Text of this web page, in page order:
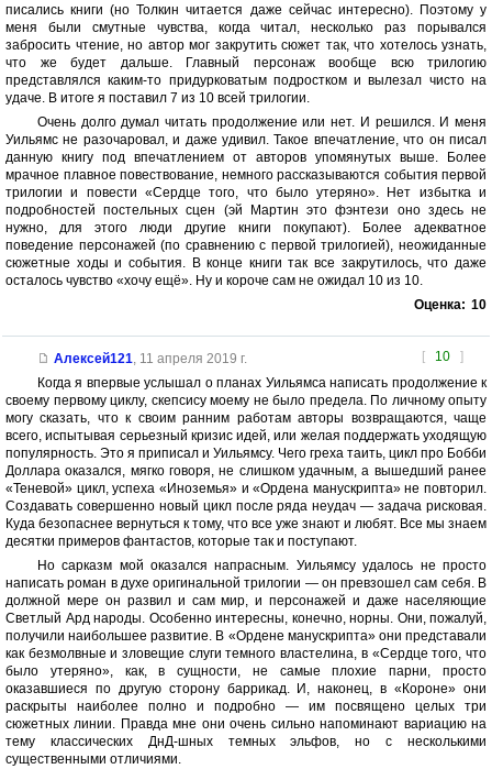
писались книги (но Толкин читается даже сейчас интересно). Поэтому у
меня были смутные чувства, когда читал, несколько раз порывался
забросить чтение, но автор мог закрутить сюжет так, что хотелось узнать,
что же будет дальше. Главный персонаж вообще всю трилогию
представлялся каким-то придурковатым подростком и вылезал чисто на
удаче. В итоге я поставил 7 из 10 всей трилогии.
Очень долго думал читать продолжение или нет. И решился. И меня
Уильямс не разочаровал, и даже удивил. Такое впечатление, что он писал
данную книгу под впечатлением от авторов упомянутых выше. Более
мрачное плавное повествование, немного рассказываются события первой
трилогии и повести «Сердце того, что было утеряно». Нет избытка и
подробностей постельных сцен (эй Мартин это фэнтези оно здесь не
нужно, для этого люди другие книги покупают). Более адекватное
поведение персонажей (по сравнению с первой трилогией), неожиданные
сюжетные ходы и события. В конце книги так все закрутилось, что даже
осталось чувство «хочу ещё». Ну и короче сам не ожидал 10 из 10.
Оценка: 10
[ 10 ]
Алексей121, 11 апреля 2019 г.
Когда я впервые услышал о планах Уильямса написать продолжение к
своему первому циклу, скепсису моему не было предела. По личному опыту
могу сказать, что к своим ранним работам авторы возвращаются, чаще
всего, испытывая серьезный кризис идей, или желая поддержать уходящую
популярность. Это я приписал и Уильямсу. Чего греха таить, цикл про Бобби
Доллара оказался, мягко говоря, не слишком удачным, а вышедший ранее
«Теневой» цикл, успеха «Иноземья» и «Ордена манускрипта» не повторил.
Создавать совершенно новый цикл после ряда неудач — задача рисковая.
Куда безопаснее вернуться к тому, что все уже знают и любят. Все мы знаем
десятки примеров фантастов, которые так и поступают.
Но сарказм мой оказался напрасным. Уильямсу удалось не просто
написать роман в духе оригинальной трилогии — он превзошел сам себя. В
должной мере он развил и сам мир, и персонажей и даже населяющие
Светлый Ард народы. Особенно интересны, конечно, норны. Они, пожалуй,
получили наибольшее развитие. В «Ордене манускрипта» они представали
как безмолвные и зловещие слуги темного властелина, в «Сердце того, что
было утеряно», как, в сущности, не самые плохие парни, просто
оказавшиеся по другую сторону баррикад. И, наконец, в «Короне» они
раскрыты наиболее полно и подробно — им посвящено целых три
сюжетных линии. Правда мне они очень сильно напоминают вариацию на
тему классических ДнД-шных темных эльфов, но с несколькими
существенными отличиями.